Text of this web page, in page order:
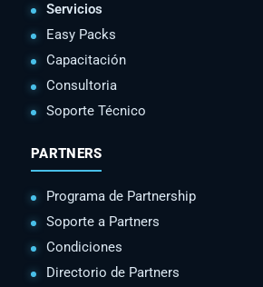
Servicios
Easy Packs
Capacitación
Consultoria
Soporte Técnico
PARTNERS
Programa de Partnership
Soporte a Partners
Condiciones
Directorio de Partners